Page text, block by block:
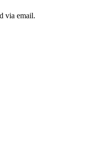
via email.